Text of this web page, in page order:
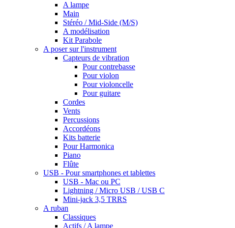
A lampe
Main
Stéréo / Mid-Side (M/S)
A modélisation
Kit Parabole
A poser sur l'instrument
Capteurs de vibration
Pour contrebasse
Pour violon
Pour violoncelle
Pour guitare
Cordes
Vents
Percussions
Accordéons
Kits batterie
Pour Harmonica
Piano
Flûte
USB - Pour smartphones et tablettes
USB - Mac ou PC
Lightning / Micro USB / USB C
Mini-jack 3,5 TRRS
A ruban
Classiques
Actifs / A lampe